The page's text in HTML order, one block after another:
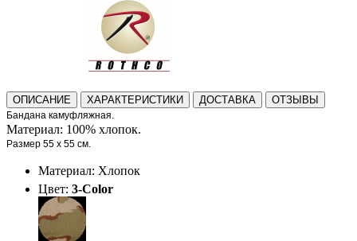
ОПИСАНИЕ ХАРАКТЕРИСТИКИ ДОСТАВКА ОТЗЫВЫ
Бандана камуфляжная.
Материал: 100% хлопок.
Размер 55 x 55 см.
Материал: Хлопок
Цвет: 3-Color